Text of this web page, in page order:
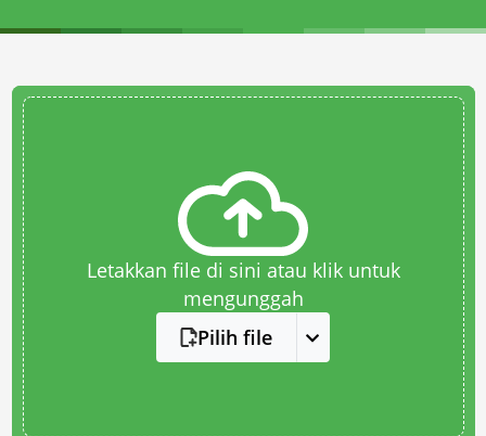
Letakkan file di sini atau klik untuk
mengunggah
Pilih file